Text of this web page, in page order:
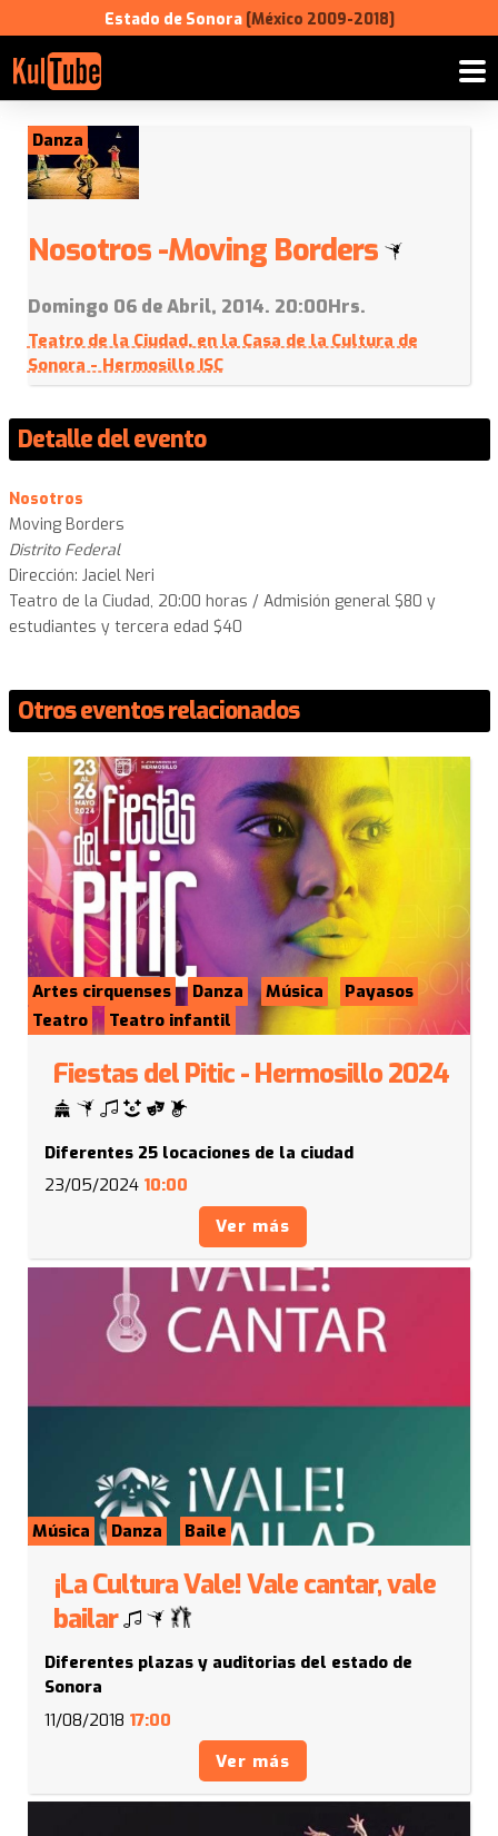
Estado de Sonora [México 2009-2018]
Danza
Nosotros -Moving Borders
Domingo 06 de Abril, 2014. 20:00Hrs.
Teatro de la Ciudad, en la Casa de la Cultura de
Sonora - Hermosillo ISC
Detalle del evento
Nosotros
Moving Borders
Distrito Federal
Dirección: Jaciel Neri
Teatro de la Ciudad, 20:00 horas / Admisión general $80 y
estudiantes y tercera edad $40
Otros eventos relacionados
Artes cirquenses Danza Música
Payasos
Teatro
Teatro infantil
Fiestas del Pitic - Hermosillo 2024
Diferentes 25 locaciones de la ciudad
23/05/2024 10:00
Ver más
Música Danza Baile
¡La Cultura Vale! Vale cantar, vale
bailar
Diferentes plazas y auditorias del estado de
Sonora
11/08/2018 17:00
Ver más